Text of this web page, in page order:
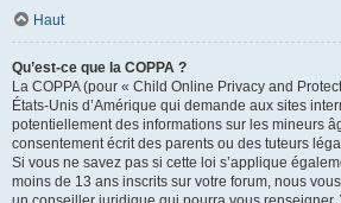
Haut
Qu’est-ce que la COPPA ?
La COPPA (pour « Child Online Privacy and
États-Unis d’Amérique qui demande aux sites
potentiellement des informations sur les mineurs
consentement écrit des parents ou des tuteurs
Si vous ne savez pas si cette loi s’applique
moins de 13 ans inscrits sur votre forum, nous